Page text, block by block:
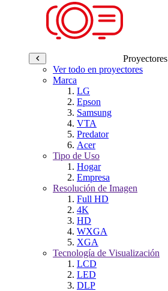
Proyectores
Ver todo en proyectores
Marca
LG
Epson
Samsung
VTA
Predator
Acer
Tipo de Uso
Hogar
Empresa
Resolución de Imagen
Full HD
4K
HD
WXGA
XGA
Tecnología de Visualización
LCD
LED
DLP